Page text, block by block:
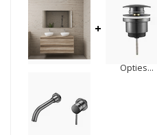
+
Opties...